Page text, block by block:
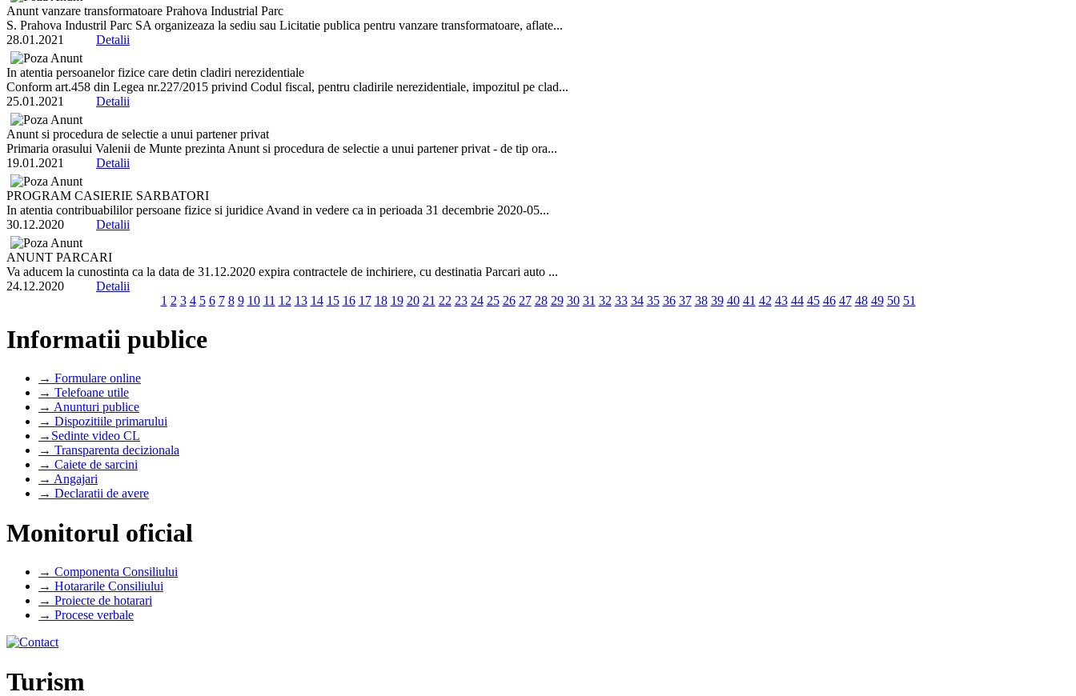
Anunt vanzare transformatoare Prahova Industrial Parc
S. Prahova Industril Parc SA organizeaza la sediu sau Licitatie publica pentru vanzare transformatoare, aflate...
28.01.2021 Detalii
In atentia persoanelor fizice care detin cladiri nerezidentiale
Conform art.458 din Legea nr.227/2015 privind Codul fiscal, pentru cladirile nerezidentiale, impozitul pe clad...
25.01.2021 Detalii
Anunt si procedura de selectie a unui partener privat
Primaria orasului Valenii de Munte prezinta Anunt si procedura de selectie a unui partener privat - de tip ora...
19.01.2021 Detalii
PROGRAM CASIERIE SARBATORI
In atentia contribuabililor persoane fizice si juridice Avand in vedere ca in perioada 31 decembrie 2020-05...
30.12.2020 Detalii
ANUNT PARCARI
Va aducem la cunostinta ca la data de 31.12.2020 expira contractele de inchiriere, cu destinatia Parcari auto ...
24.12.2020 Detalii
1 2 3 4 5 6 7 8 9 10 11 12 13 14 15 16 17 18 19 20 21 22 23 24 25 26 27 28 29 30 31 32 33 34 35 36 37 38 39 40 41 42 43 44 45 46 47 48 49 50 51
Informatii publice
→ Formulare online
→ Telefoane utile
→ Anunturi publice
→ Dispozitiile primarului
→Sedinte video CL
→ Transparenta decizionala
→ Caiete de sarcini
→ Angajari
→ Declaratii de avere
Monitorul oficial
→ Componenta Consiliului
→ Hotararile Consiliului
→ Proiecte de hotarari
→ Procese verbale
Turism